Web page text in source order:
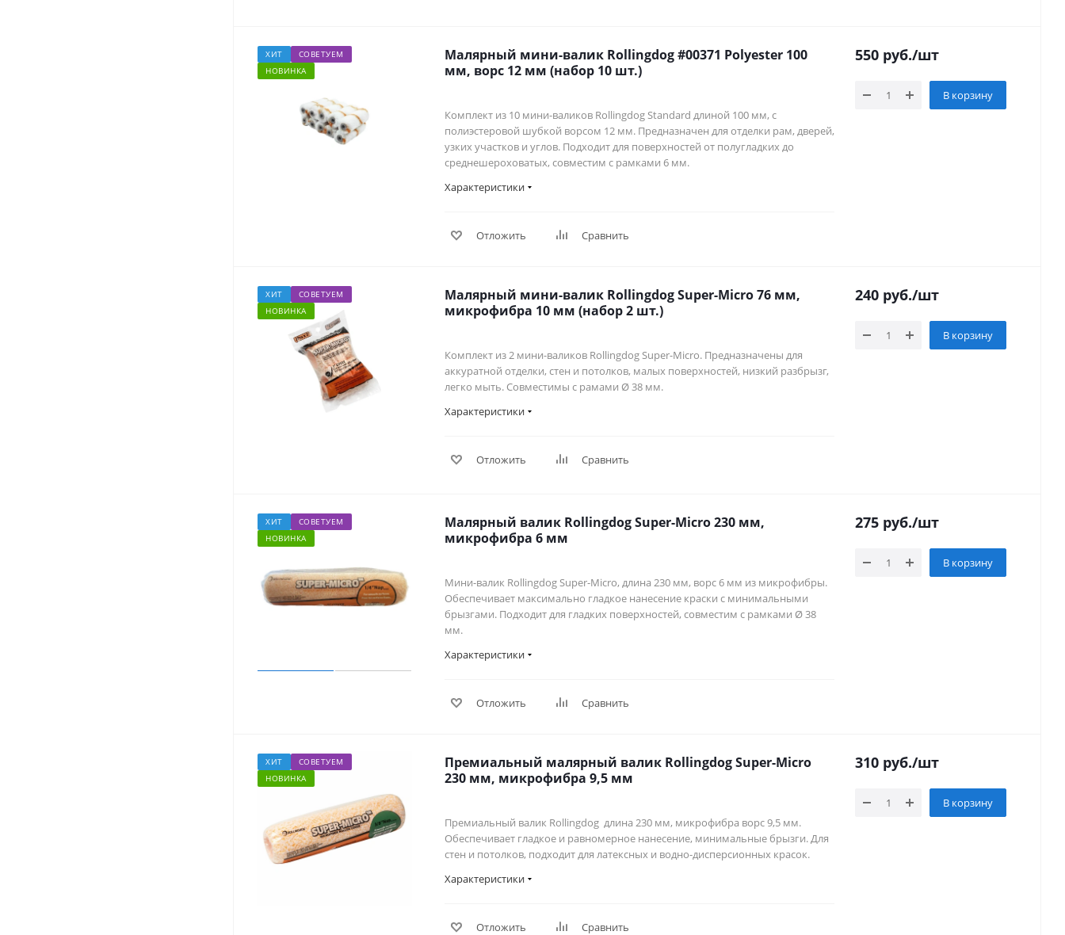
ХИТ
СОВЕТУЕМ
НОВИНКА
Малярный мини-валик Rollingdog #00371 Polyester 100
мм, ворс 12 мм (набор 10 шт.)
Комплект из 10 мини-валиков Rollingdog Standard длиной 100 мм, с
полиэстеровой шубкой ворсом 12 мм. Предназначен для отделки рам, дверей,
узких участков и углов. Подходит для поверхностей от полугладких до
среднешероховатых, совместим с рамками 6 мм.
Характеристики
Отложить Сравнить
550 руб./шт
В корзину
ХИТ
СОВЕТУЕМ
НОВИНКА
Малярный мини-валик Rollingdog Super-Micro 76 мм,
микрофибра 10 мм (набор 2 шт.)
Комплект из 2 мини-валиков Rollingdog Super-Micro. Предназначены для
аккуратной отделки, стен и потолков, малых поверхностей, низкий разбрызг,
легко мыть. Совместимы с рамами Ø 38 мм.
Характеристики
Отложить Сравнить
240 руб./шт
В корзину
ХИТ
СОВЕТУЕМ
НОВИНКА
Малярный валик Rollingdog Super-Micro 230 мм,
микрофибра 6 мм
Мини-валик Rollingdog Super-Micro, длина 230 мм, ворс 6 мм из микрофибры.
Обеспечивает максимально гладкое нанесение краски с минимальными
брызгами. Подходит для гладких поверхностей, совместим с рамками Ø 38
мм.
Характеристики
Отложить Сравнить
275 руб./шт
В корзину
ХИТ
СОВЕТУЕМ
НОВИНКА
Премиальный малярный валик Rollingdog Super-Micro
230 мм, микрофибра 9,5 мм
Премиальный валик Rollingdog длина 230 мм, микрофибра ворс 9,5 мм.
Обеспечивает гладкое и равномерное нанесение, минимальные брызги. Для
стен и потолков, подходит для латексных и водно-дисперсионных красок.
Характеристики
Отложить Сравнить
310 руб./шт
В корзину